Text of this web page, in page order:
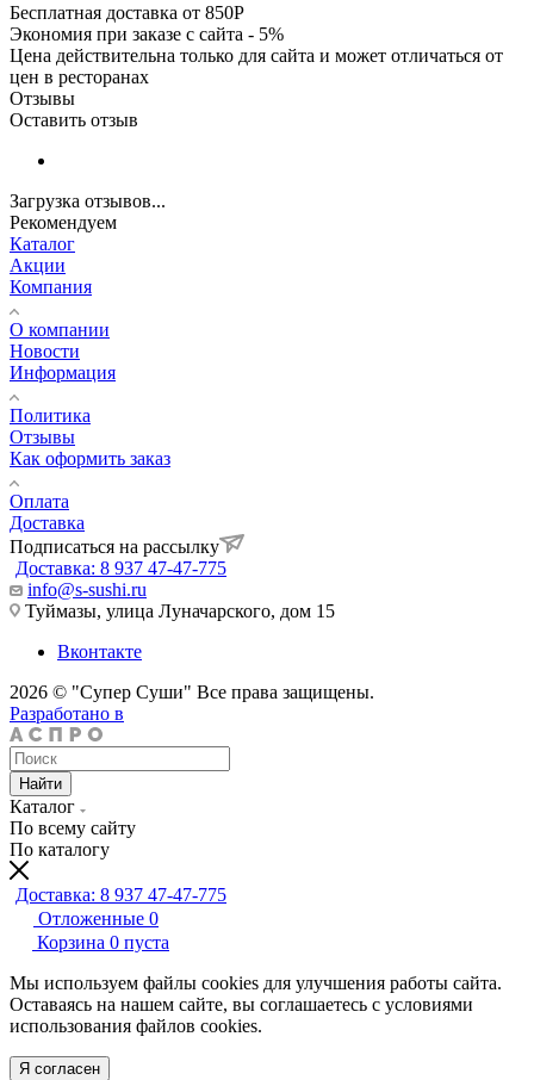
Бесплатная доставка от 850Р
Экономия при заказе с сайта - 5%
Цена действительна только для сайта и может отличаться от
цен в ресторанах
Отзывы
Оставить отзыв
Загрузка отзывов...
Рекомендуем
Каталог
Акции
Компания
О компании
Новости
Информация
Политика
Отзывы
Как оформить заказ
Оплата
Доставка
Подписаться на рассылку
Доставка: 8 937 47-47-775
info@s-sushi.ru
Туймазы, улица Луначарского, дом 15
Вконтакте
2026 © "Супер Суши" Все права защищены.
Разработано в
Найти
Каталог
По всему сайту
По каталогу
Доставка: 8 937 47-47-775
Отложенные 0
Корзина 0 пуста
Мы используем файлы cookies для улучшения работы сайта.
Оставаясь на нашем сайте, вы соглашаетесь с условиями
использования файлов cookies.
Я согласен